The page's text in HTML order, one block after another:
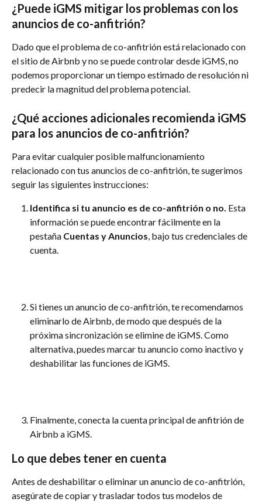
¿Puede iGMS mitigar los problemas con los
anuncios de co-anfitrión?
Dado que el problema de co-anfitrión está relacionado con
el sitio de Airbnb y no se puede controlar desde iGMS, no
podemos proporcionar un tiempo estimado de resolución ni
predecir la magnitud del problema potencial.
¿Qué acciones adicionales recomienda iGMS
para los anuncios de co-anfitrión?
Para evitar cualquier posible malfuncionamiento
relacionado con tus anuncios de co-anfitrión, te sugerimos
seguir las siguientes instrucciones:
Identifica si tu anuncio es de co-anfitrión o no. Esta
información se puede encontrar fácilmente en la
pestaña Cuentas y Anuncios, bajo tus credenciales de
cuenta.
Si tienes un anuncio de co-anfitrión, te recomendamos
eliminarlo de Airbnb, de modo que después de la
próxima sincronización se elimine de iGMS. Como
alternativa, puedes marcar tu anuncio como inactivo y
deshabilitar las funciones de iGMS.
Finalmente, conecta la cuenta principal de anfitrión de
Airbnb a iGMS.
Lo que debes tener en cuenta
Antes de deshabilitar o eliminar un anuncio de co-anfitrión,
asegúrate de copiar y trasladar todos tus modelos de